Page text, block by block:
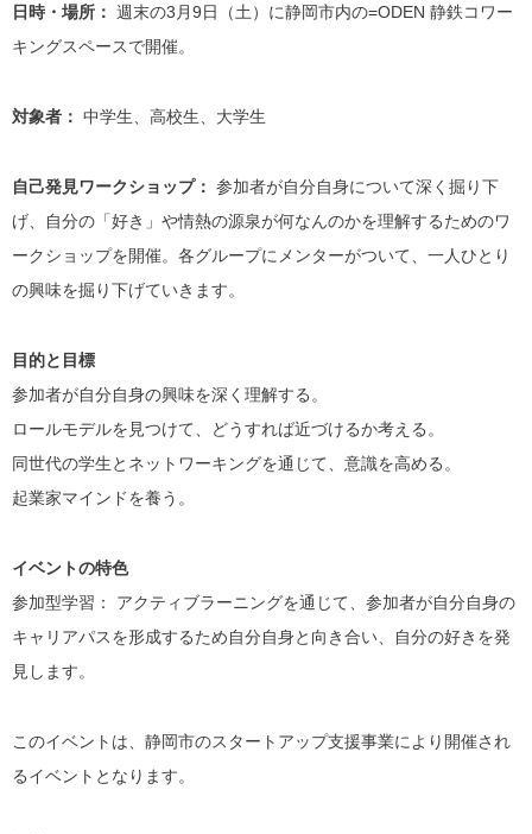
日時・場所： 週末の3月9日（土）に静岡市内の=ODEN 静鉄コワー
キングスペースで開催。
対象者： 中学生、高校生、大学生
自己発見ワークショップ： 参加者が自分自身について深く掘り下
げ、自分の「好き」や情熱の源泉が何なんのかを理解するためのワ
ークショップを開催。各グループにメンターがついて、一人ひとり
の興味を掘り下げていきます。
目的と目標
参加者が自分自身の興味を深く理解する。
ロールモデルを見つけて、どうすれば近づけるか考える。
同世代の学生とネットワーキングを通じて、意識を高める。
起業家マインドを養う。
イベントの特色
参加型学習： アクティブラーニングを通じて、参加者が自分自身の
キャリアパスを形成するため自分自身と向き合い、自分の好きを発
見します。
このイベントは、静岡市のスタートアップ支援事業により開催され
るイベントとなります。